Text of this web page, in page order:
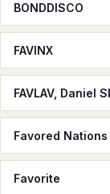
BONDDISCO
FAVINX
FAVLAV, Daniel
Favored Nations
Favorite